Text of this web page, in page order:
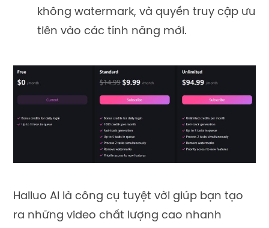
không watermark, và quyền truy cập ưu
tiên vào các tính năng mới.
Hailuo AI là công cụ tuyệt vời giúp bạn tạo
ra những video chất lượng cao nhanh